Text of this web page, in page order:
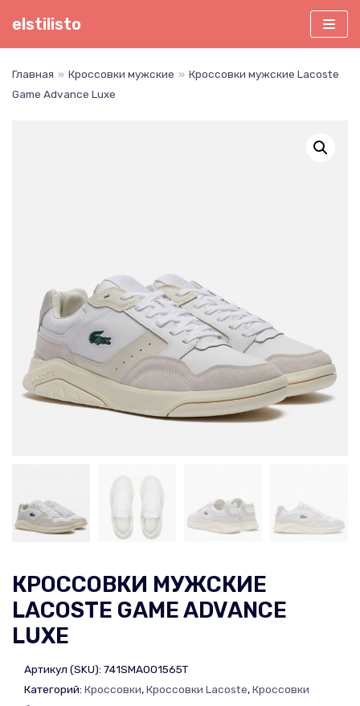
Перейти
elstilisto
Главная » Кроссовки мужские » Кроссовки мужские Lacoste
Game Advance Luxe
КРОССОВКИ МУЖСКИЕ
LACOSTE GAME ADVANCE
LUXE
Артикул (SKU): 741SMA001565T
Категорий: Кроссовки,Кроссовки Lacoste,Кроссовки